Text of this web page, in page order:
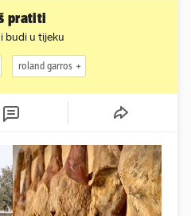
pratiti
budi u tijeku
roland garros